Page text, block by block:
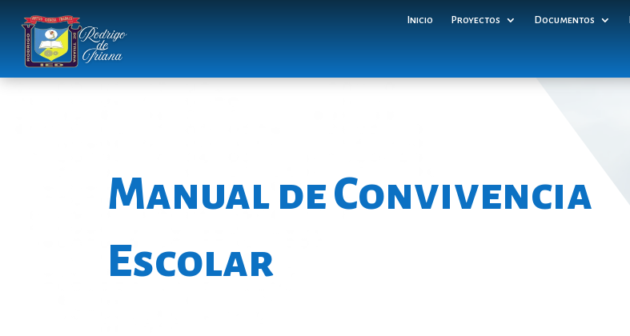
Inicio Proyectos Documentos
Manual de Convivencia
Escolar